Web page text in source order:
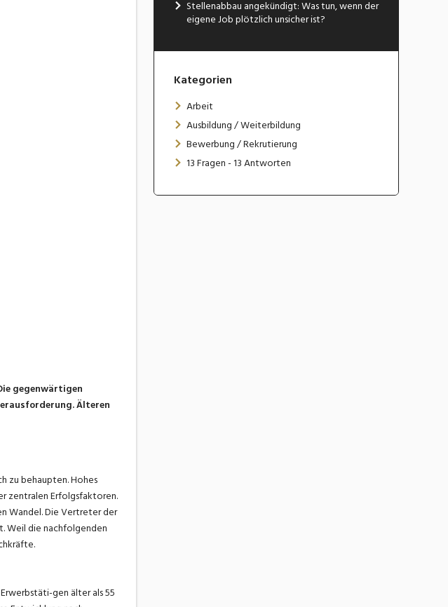
gegenwärtigen
Älteren
zu behaupten. Hohes
zentralen Erfolgsfaktoren.
Wandel. Die Vertreter der
Weil die nachfolgenden
gen älter als 55
Stellenabbau angekündigt: Was tun, wenn der
eigene Job plötzlich unsicher ist?
Kategorien
Arbeit
Ausbildung / Weiterbildung
Bewerbung / Rekrutierung
13 Fragen - 13 Antworten